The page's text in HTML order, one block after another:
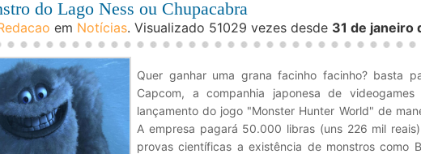
do Lago Ness ou Chupacabra
em Notícias. Visualizado 51029 vezes desde 31 de janeiro
Quer ganhar uma grana facinho facinho? basta
Capcom, a companhia japonesa de
lançamento do jogo "Monster Hunter World" de
A empresa pagará 50.000 libras (uns 226 mil
provas científicas a existência de monstros como